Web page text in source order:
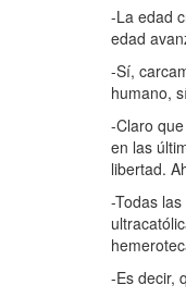
-La edad
edad
-Sí,
humano,
-Claro
en las
libertad.
-Todas
-Es decir,